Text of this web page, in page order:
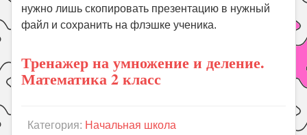
нужно лишь скопировать презентацию в нужный
файл и сохранить на флэшке ученика.
Тренажер на умножение и деление.
Математика 2 класс
Категория: Начальная школа